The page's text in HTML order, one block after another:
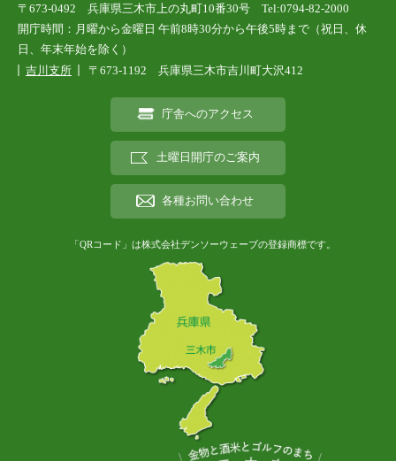
〒673-0492 兵庫県三木市上の丸町10番30号 Tel:0794-82-2000
開庁時間：月曜から金曜日 午前8時30分から午後5時まで（祝日、休
日、年末年始を除く）
吉川支所
〒673-1192 兵庫県三木市吉川町大沢412
庁舎へのアクセス
土曜日開庁のご案内
各種お問い合わせ
「QRコード」は株式会社デンソーウェーブの登録商標です。